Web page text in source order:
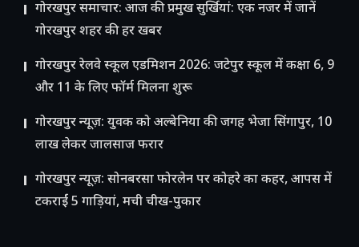
गोरखपुर समाचार: आज की प्रमुख सुर्खियां: एक नजर में जानें
गोरखपुर शहर की हर खबर
गोरखपुर रेलवे स्कूल एडमिशन 2026: जटेपुर स्कूल में कक्षा 6, 9
और 11 के लिए फॉर्म मिलना शुरू
गोरखपुर न्यूज़: युवक को अल्बेनिया की जगह भेजा सिंगापुर, 10
लाख लेकर जालसाज फरार
गोरखपुर न्यूज़: सोनबरसा फोरलेन पर कोहरे का कहर, आपस में
टकराईं 5 गाड़ियां, मची चीख-पुकार